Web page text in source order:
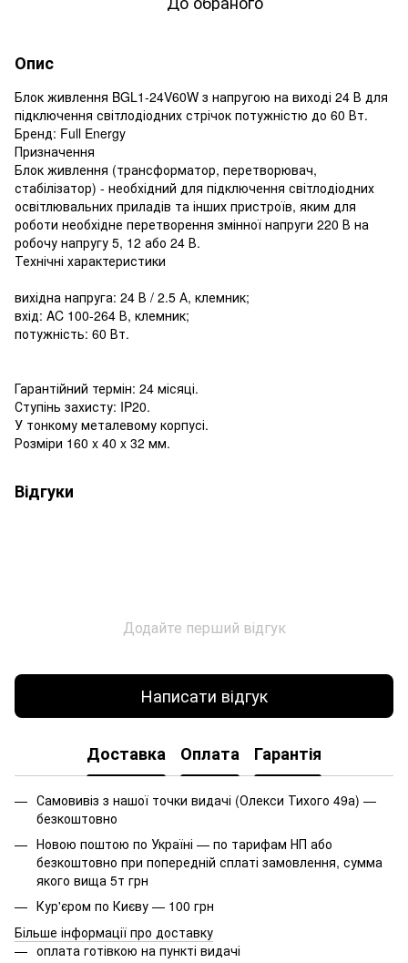
Опис
Блок живлення BGL1-24V60W з напругою на виході 24 В для
підключення світлодіодних стрічок потужністю до 60 Вт.
Бренд: Full Energy
Призначення
Блок живлення (трансформатор, перетворювач,
стабілізатор) - необхідний для підключення світлодіодних
освітлювальних приладів та інших пристроїв, яким для
роботи необхідне перетворення змінної напруги 220 В на
робочу напругу 5, 12 або 24 В.
Технічні характеристики
вихідна напруга: 24 В / 2.5 А, клемник;
вхід: AC 100-264 В, клемник;
потужність: 60 Вт.
Гарантійний термін: 24 місяці.
Ступінь захисту: IP20.
У тонкому металевому корпусі.
Розміри 160 x 40 x 32 мм.
Відгуки
Додайте перший відгук
Написати відгук
Доставка Оплата Гарантія
Самовивіз з нашої точки видачі (Олекси Тихого 49а) —
безкоштовно
Новою поштою по Україні — по тарифам НП або
безкоштовно при попередній сплаті замовлення, сумма
якого вища 5т грн
Кур'єром по Києву — 100 грн
Більше інформації про доставку
оплата готівкою на пункті видачі